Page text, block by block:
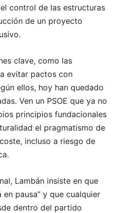
control de las estructuras
de un proyecto
clave, como las
evitar pactos con
ellos, hoy han quedado
Ven un PSOE que ya no
principios fundacionales
el pragmatismo de
incluso a riesgo de
Lambán insiste en que
pausa” y que cualquier
dentro del partido